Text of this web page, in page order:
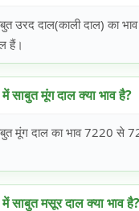
उरद दाल(काली दाल) का
हैं।
साबुत मूंग दाल क्या भाव है?
मूंग दाल का भाव 7220 से
साबुत मसूर दाल क्या भाव है?